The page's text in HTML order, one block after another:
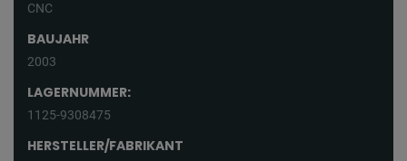
CNC
BAUJAHR
2003
LAGERNUMMER:
1125-9308475
HERSTELLER/FABRIKANT